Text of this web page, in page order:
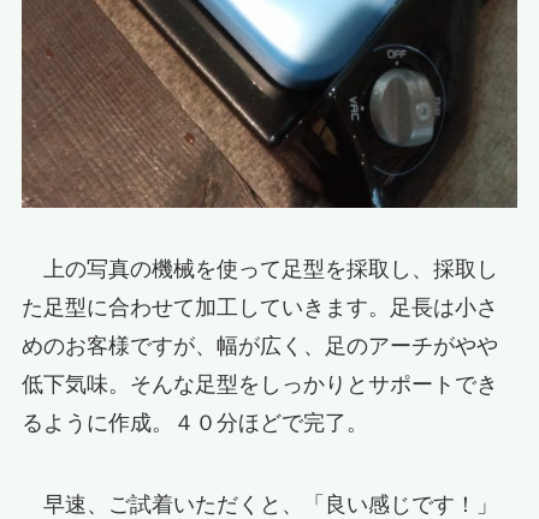
上の写真の機械を使って足型を採取し、採取し
た足型に合わせて加工していきます。足長は小さ
めのお客様ですが、幅が広く、足のアーチがやや
低下気味。そんな足型をしっかりとサポートでき
るように作成。４０分ほどで完了。
早速、ご試着いただくと、「良い感じです！」